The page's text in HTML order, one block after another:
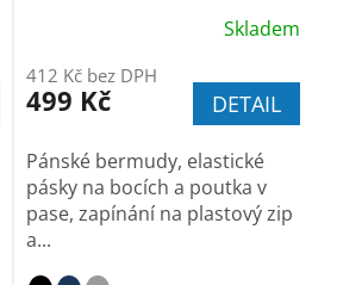
Skladem
412 Kč bez DPH
499 Kč DETAIL
Pánské bermudy, elastické
pásky na bocích a poutka v
pase, zapínání na plastový zip
a...